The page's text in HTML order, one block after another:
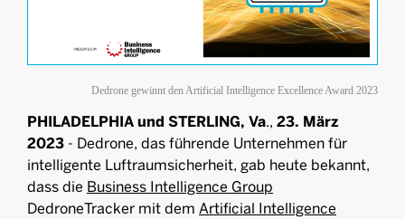
Dedrone gewinnt den Artificial Intelligence Excellence Award 2023
PHILADELPHIA und STERLING, Va., 23. März
2023 - Dedrone, das führende Unternehmen für
intelligente Luftraumsicherheit, gab heute bekannt,
dass die Business Intelligence Group
DedroneTracker mit dem Artificial Intelligence